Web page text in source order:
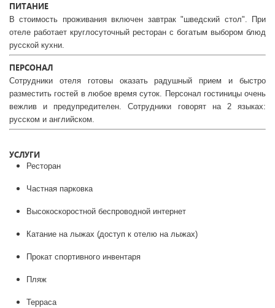
ПИТАНИЕ
В стоимость проживания включен завтрак "шведский стол". При
отеле работает круглосуточный ресторан с богатым выбором блюд
русской кухни.
ПЕРСОНАЛ
Сотрудники отеля готовы оказать радушный прием и быстро
разместить гостей в любое время суток. Персонал гостиницы очень
вежлив и предупредителен. Сотрудники говорят на 2 языках:
русском и английском.
УСЛУГИ
Ресторан
Частная парковка
Высокоскоростной беспроводной интернет
Катание на лыжах (доступ к отелю на лыжах)
Прокат спортивного инвентаря
Пляж
Терраса